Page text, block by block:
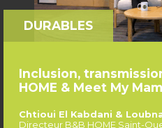
DURABLES
Inclusion,
HOME & Meet My
Chtioui El Kabdani &
Directeur B&B HOME Saint-